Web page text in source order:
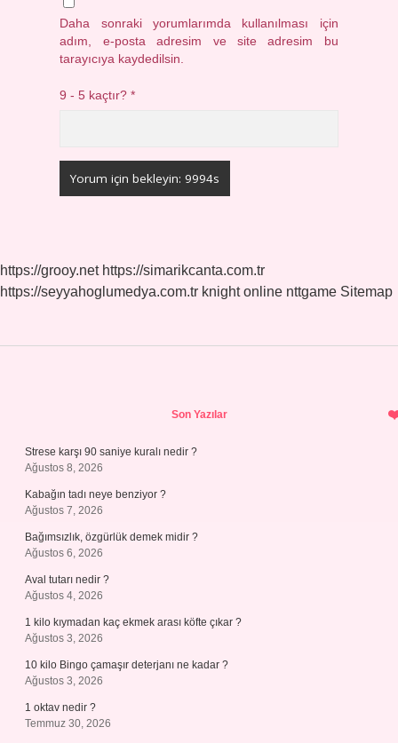
Daha sonraki yorumlarımda kullanılması için
adım, e-posta adresim ve site adresim bu
tarayıcıya kaydedilsin.
9 - 5 kaçtır?*
https://grooy.net https://simarikcanta.com.tr
https://seyyahoglumedya.com.tr knight online nttgame Sitemap
Son Yazılar
Strese karşı 90 saniye kuralı nedir ?
Ağustos 8, 2026
Kabağın tadı neye benziyor ?
Ağustos 7, 2026
Bağımsızlık, özgürlük demek midir ?
Ağustos 6, 2026
Aval tutarı nedir ?
Ağustos 4, 2026
1 kilo kıymadan kaç ekmek arası köfte çıkar ?
Ağustos 3, 2026
10 kilo Bingo çamaşır deterjanı ne kadar ?
Ağustos 3, 2026
1 oktav nedir ?
Temmuz 30, 2026